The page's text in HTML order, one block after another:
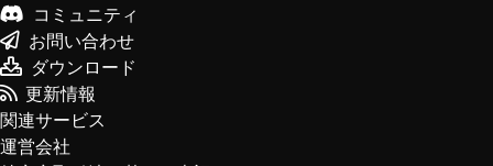
コミュニティ
お問い合わせ
ダウンロード
更新情報
関連サービス
運営会社